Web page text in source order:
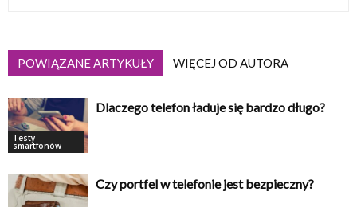
POWIĄZANE ARTYKUŁY WIĘCEJ OD AUTORA
Testy
smartfonów
Dlaczego telefon ładuje się bardzo długo?
Czy portfel w telefonie jest bezpieczny?